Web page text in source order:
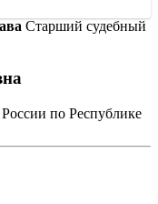
Старший судебный
по Республике